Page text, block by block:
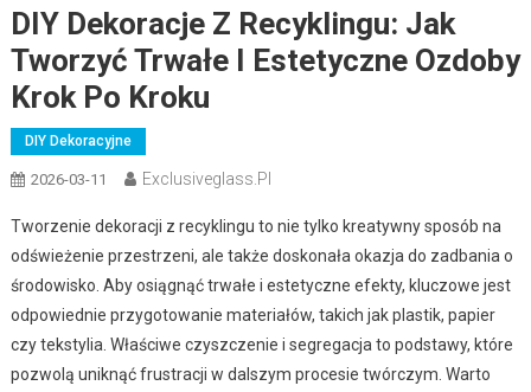
DIY Dekoracje Z Recyklingu: Jak
Tworzyć Trwałe I Estetyczne Ozdoby
Krok Po Kroku
DIY Dekoracyjne
2026-03-11 Exclusiveglass.pl
Tworzenie dekoracji z recyklingu to nie tylko kreatywny sposób na
odświeżenie przestrzeni, ale także doskonała okazja do zadbania o
środowisko. Aby osiągnąć trwałe i estetyczne efekty, kluczowe jest
odpowiednie przygotowanie materiałów, takich jak plastik, papier
czy tekstylia. Właściwe czyszczenie i segregacja to podstawy, które
pozwolą uniknąć frustracji w dalszym procesie twórczym. Warto